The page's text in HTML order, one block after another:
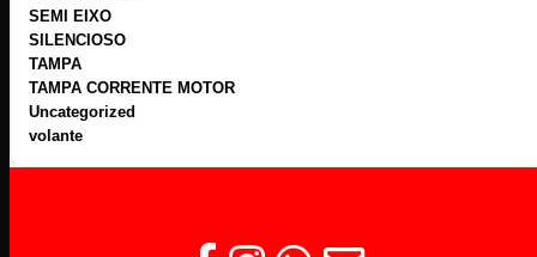
SEMI EIXO
SILENCIOSO
TAMPA
TAMPA CORRENTE MOTOR
Uncategorized
volante